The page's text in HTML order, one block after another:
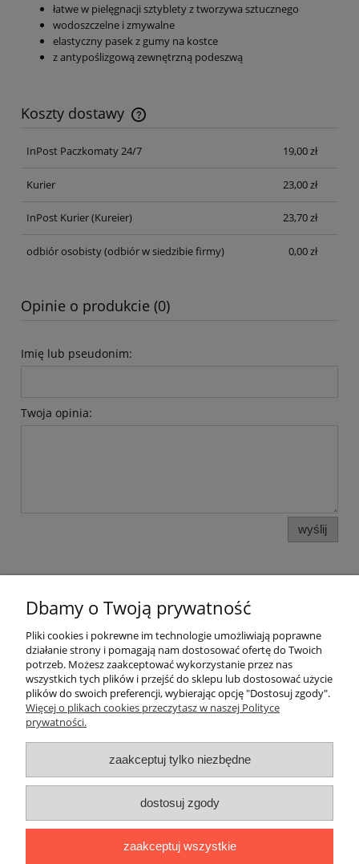
łatwe w pielęgnacji sztyblety z tworzywa sztucznego
wodoszczelne i zmywalne
elastyczny pasek z gumy na kostce
z antypoślizgową zewnętrzną podeszwą
Koszty dostawy
Cena nie zawiera ewentualnych kosztów płatności
InPost Paczkomaty 24/7
19,00 zł
Kurier 23,00 zł
InPost Kurier(Kureier) 23,70 zł
odbiór osobisty(odbiór w siedzibie firmy) 0,00 zł
Opinie o produkcie (0)
Imię lub pseudonim:
Twoja opinia:
wyślij
Moje konto
Płatności i dostawa
O nas
Kontakt telefoniczny (od poniedziałku do piątku, w godzinach 8:00-
Dbamy o Twoją prywatność
Pliki cookies i pokrewne im technologie umożliwiają poprawne
działanie strony i pomagają nam dostosować ofertę do Twoich
potrzeb. Możesz zaakceptować wykorzystanie przez nas
wszystkich tych plików i przejść do sklepu lub dostosować użycie
plików do swoich preferencji, wybierając opcję "Dostosuj zgody".
Więcej o plikach cookies przeczytasz w naszej Polityce
prywatności.
zaakceptuj tylko niezbędne
dostosuj zgody
zaakceptuj wszystkie